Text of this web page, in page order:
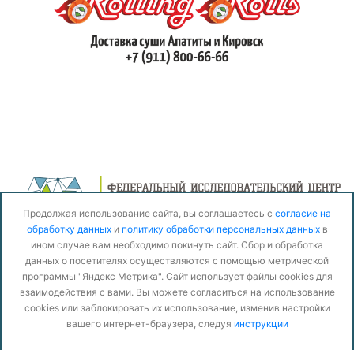
тел:
8 (81555) 79310
факс:8 (81555) 74844
email: luzinconf2022@ksc.ru
адрес:г. Апатиты, ул. Ферсмана, 24а
Продолжая использование сайта, вы соглашаетесь с согласие на обработку
данныхиПолитику обработки персональных данныхв ином случае вам
необходимо покинуть сайт. Сайт использует файлы cookies для взаимодействия с
использование, изменив настройки вашего интернет-браузера, следуя
Продолжая использование сайта, вы соглашаетесь с согласие на
обработку данныхи политику обработки персональных данныхв
ином случае вам необходимо покинуть сайт. Сбор и обработка
данных о посетителях осуществляются с помощью метрической
программы "Яндекс Метрика". Сайт использует файлы cookies для
взаимодействия с вами. Вы можете согласиться на использование
cookies или заблокировать их использование, изменив настройки
вашего интернет-браузера, следуя инструкции